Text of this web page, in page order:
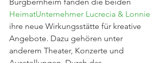
HeimatUnternehmer Lucrecia & Lonnie
ihre neue Wirkungsstätte für kreative
Angebote. Dazu gehören unter
anderem Theater, Konzerte und